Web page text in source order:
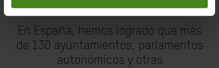
En España, hemos logrado que más
de 130 ayuntamientos, parlamentos
autonómicos y otras